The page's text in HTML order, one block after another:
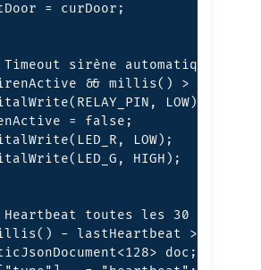
= curDoor;
Timeout sirène automatique
&& millis() >
LOW);
= false;
LOW);
HIGH);
toutes les 30 s
- lastHeartbeat > 30000)
doc;